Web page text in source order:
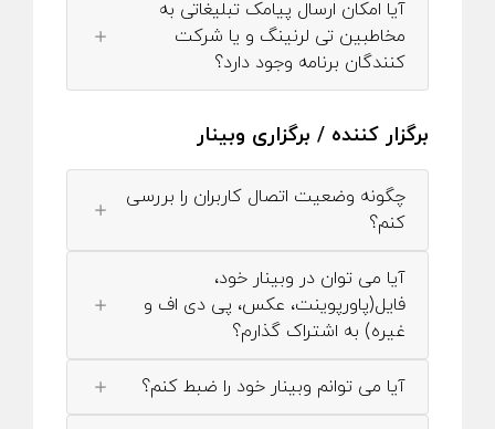
آیا امکان ارسال پیامک تبلیغاتی به
مخاطبین تی لرنینگ و یا شرکت
کنندگان برنامه وجود دارد؟
برگزار کننده / برگزاری وبینار
چگونه وضعیت اتصال کاربران را بررسی
کنم؟
آیا می توان در وبینار خود،
فایل(پاورپوینت، عکس، پی دی اف و
غیره) به اشتراک گذارم؟
آیا می توانم وبینار خود را ضبط کنم؟